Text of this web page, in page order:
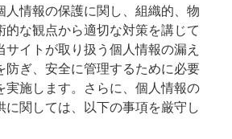
人情報の保護に関し、組織的、物
的な観点から適切な対策を講じて
サイトが取り扱う個人情報の漏え
防ぎ、安全に管理するために必要
実施します。さらに、個人情報の
に関しては、以下の事項を厳守し